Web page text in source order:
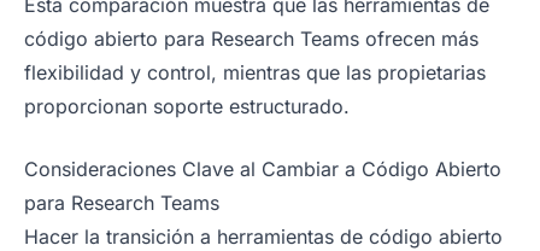
Esta comparación muestra que las herramientas de
código abierto para Research Teams ofrecen más
flexibilidad y control, mientras que las propietarias
proporcionan soporte estructurado.
Consideraciones Clave al Cambiar a Código Abierto
para Research Teams
Hacer la transición a herramientas de código abierto